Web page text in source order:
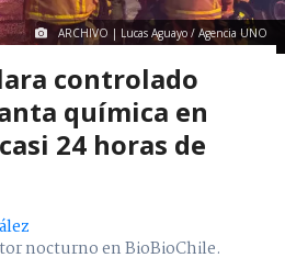
ARCHIVO | Lucas Aguayo / Agencia UNO
controlado
química en
24 horas de
nocturno en BioBioChile.